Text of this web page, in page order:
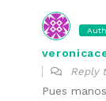
Reply
Pues